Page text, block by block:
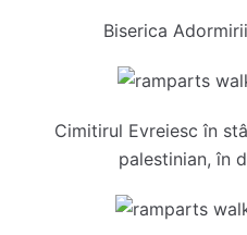
Biserica
Cimitirul Evreiesc în
palestinian, în